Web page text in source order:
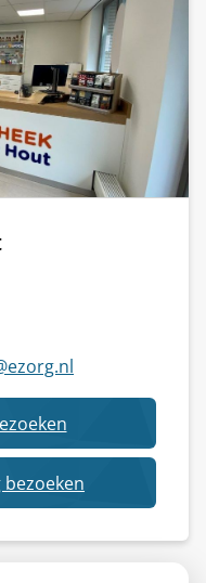
van
Apotheek
HoutApotheek